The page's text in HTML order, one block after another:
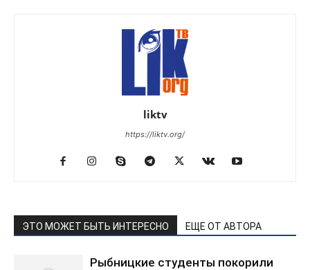
liktv
https://liktv.org/
ЭТО МОЖЕТ БЫТЬ ИНТЕРЕСНО ЕЩЕ ОТ АВТОРА
Рыбницкие студенты покорили